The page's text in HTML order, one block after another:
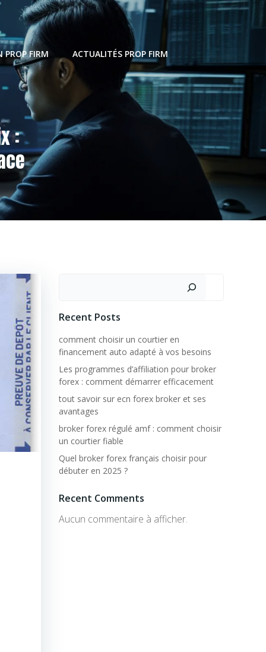
PROP FIRM ACTUALITÉS PROP FIRM
:
Recent Posts
comment choisir un courtier en
financement auto adapté à vos besoins
Les programmes d’affiliation pour broker
forex : comment démarrer efficacement
tout savoir sur ecn forex broker et ses
avantages
broker forex régulé amf : comment choisir
un courtier fiable
Quel broker forex français choisir pour
débuter en 2025 ?
Recent Comments
Aucun commentaire à afficher.